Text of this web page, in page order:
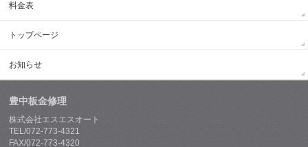
料金表
トップページ
お知らせ
豊中板金修理
株式会社エスエスオート
TEL/072-773-4321
FAX/072-773-4320